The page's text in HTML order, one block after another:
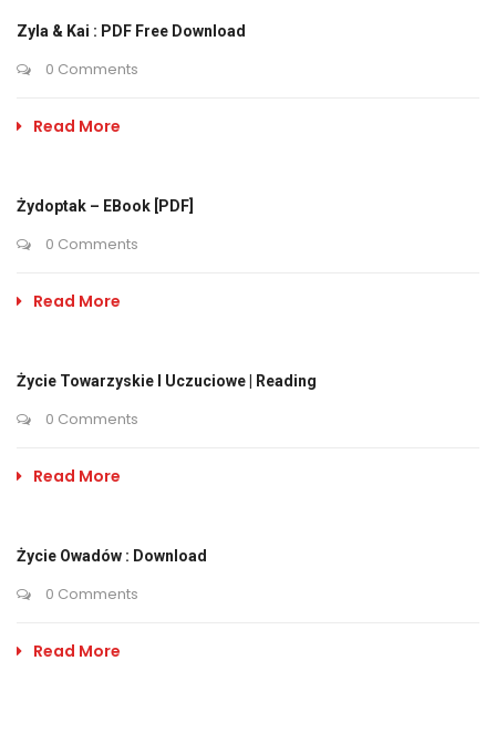
Zyla & Kai : PDF Free Download
0 Comments
Read More
Żydoptak – EBook [PDF]
0 Comments
Read More
Życie Towarzyskie I Uczuciowe | Reading
0 Comments
Read More
Życie Owadów : Download
0 Comments
Read More